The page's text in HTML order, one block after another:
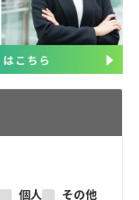
個人 その他